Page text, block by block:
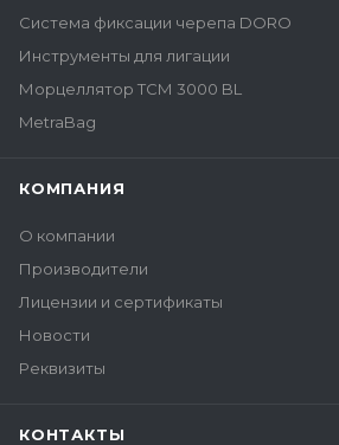
Система фиксации черепа DORO
Инструменты для лигации
Морцеллятор ТСМ 3000 BL
MetraBag
КОМПАНИЯ
О компании
Производители
Лицензии и сертификаты
Новости
Реквизиты
КОНТАКТЫ